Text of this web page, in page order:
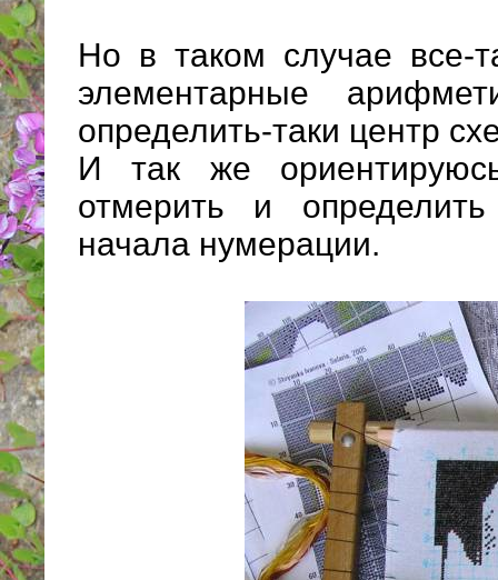
Но в таком случае все-
элементарные
определить-таки центр
И так же
отмерить и
начала нумерации.